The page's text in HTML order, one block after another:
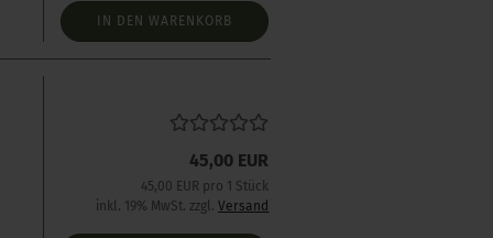
IN DEN WARENKORB
45,00 EUR
45,00 EUR pro 1 Stück
inkl. 19% MwSt. zzgl.Versand